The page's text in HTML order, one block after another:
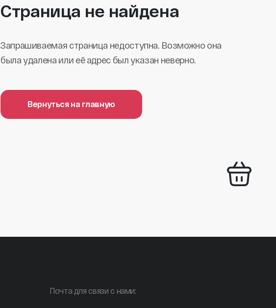
Страница не найдена
Запрашиваемая страница недоступна. Возможно она
была удалена или её адрес был указан неверно.
Вернуться на главную
Почта для связи с нами: